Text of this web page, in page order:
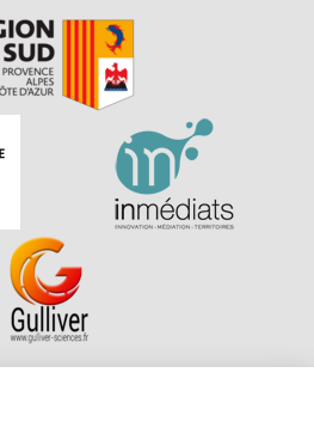
Alpes-Côte d'Azur est à